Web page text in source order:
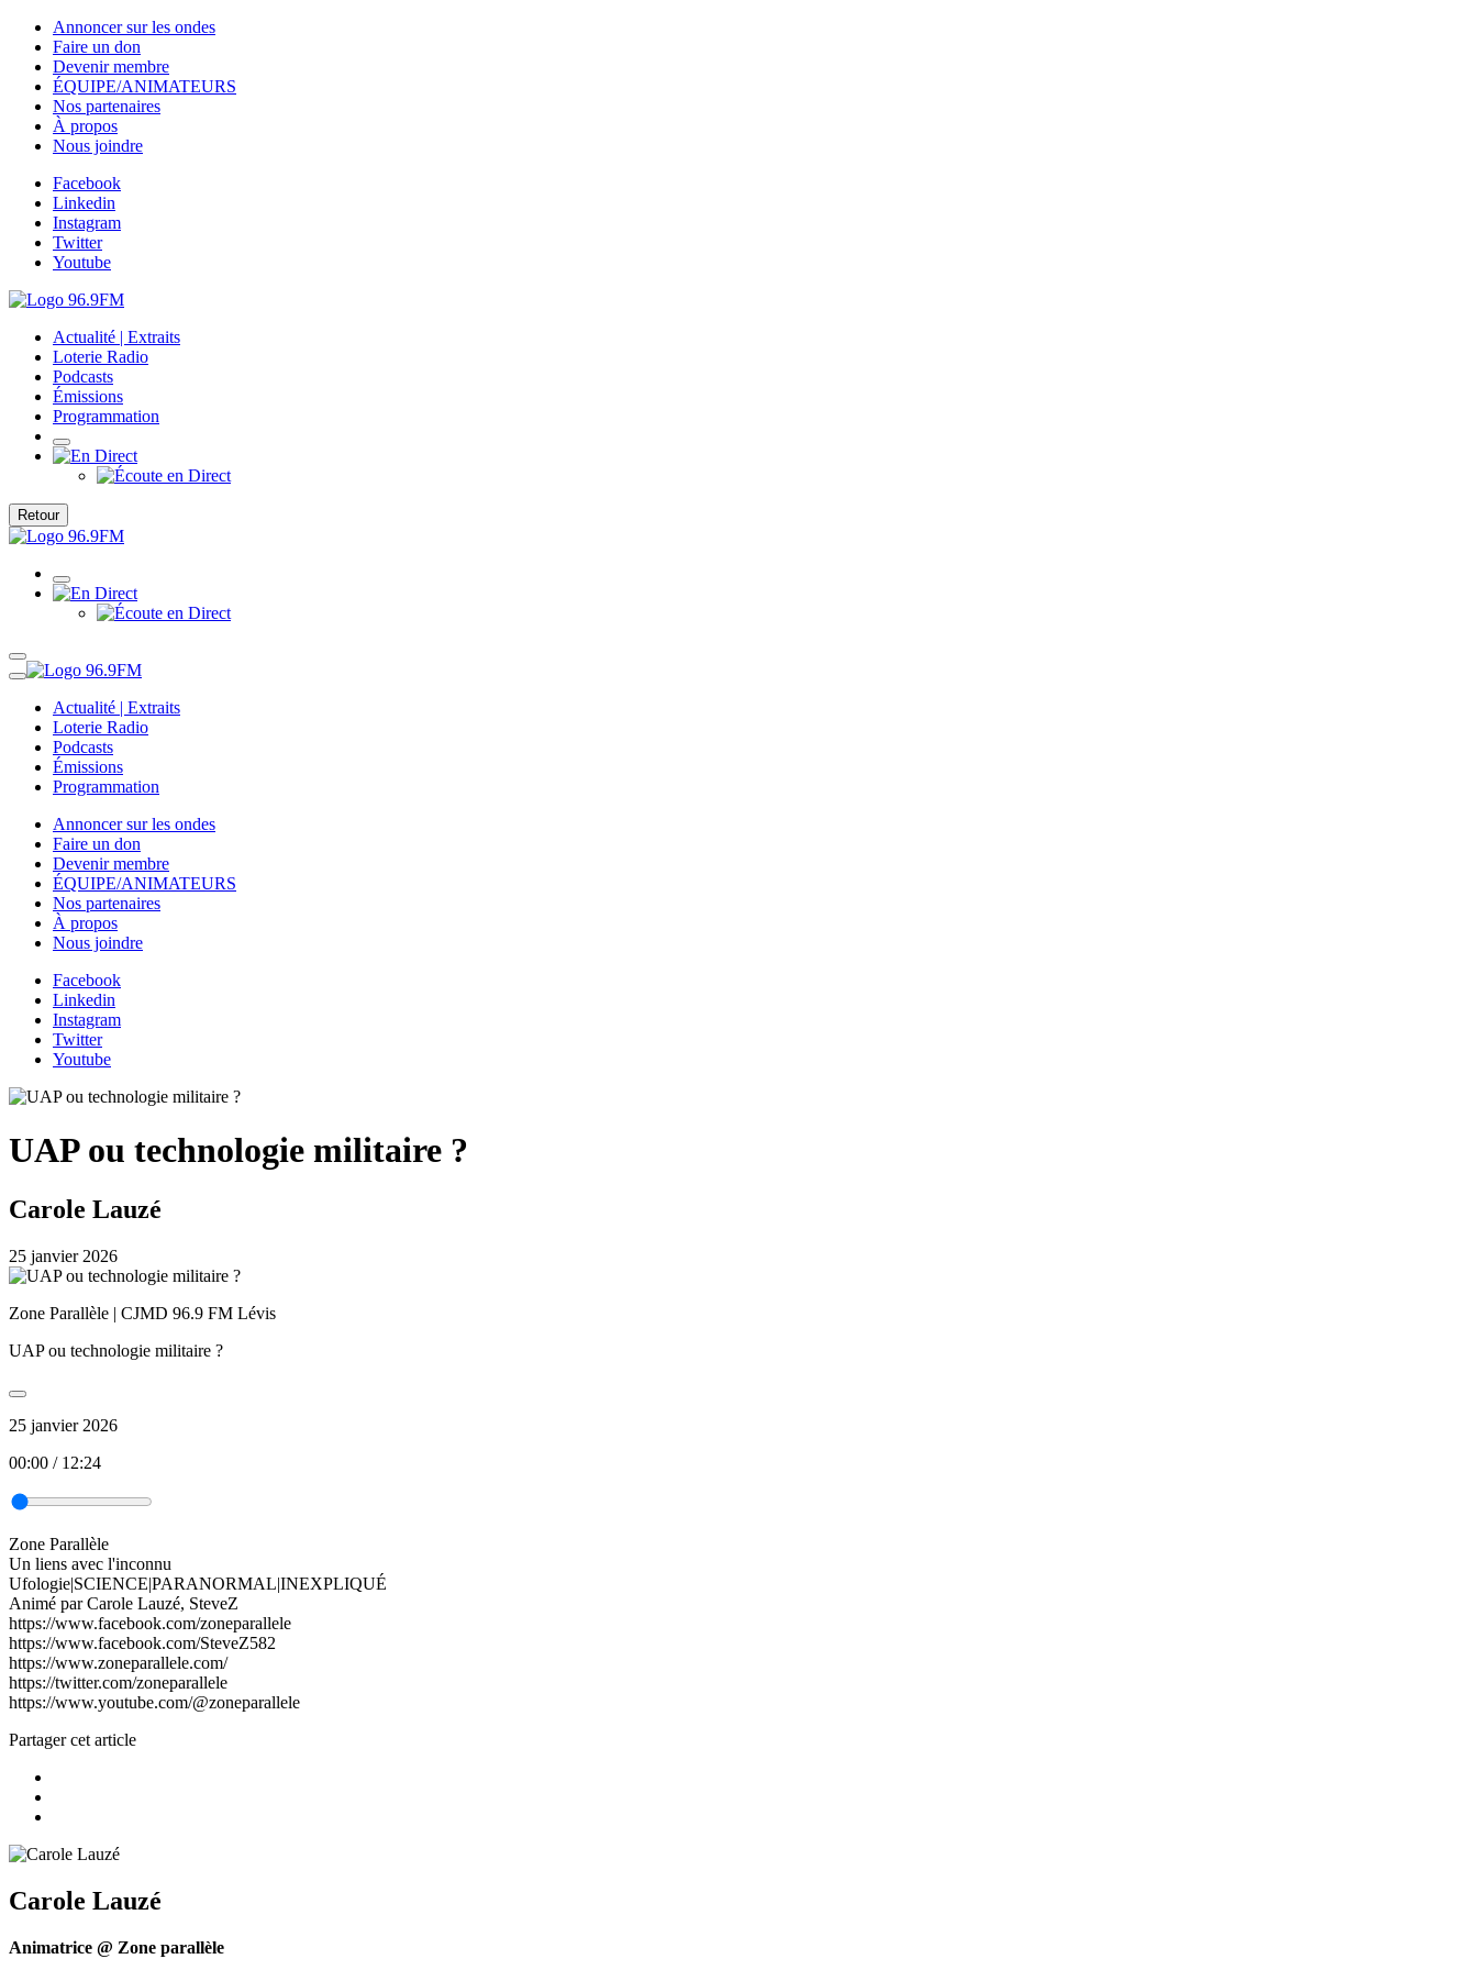
Annoncer sur les ondes
Faire un don
Devenir membre
ÉQUIPE/ANIMATEURS
Nos partenaires
À propos
Nous joindre
Facebook
Linkedin
Instagram
Twitter
Youtube
Actualité | Extraits
Loterie Radio
Podcasts
Émissions
Programmation
Retour
Actualité | Extraits
Loterie Radio
Podcasts
Émissions
Programmation
Annoncer sur les ondes
Faire un don
Devenir membre
ÉQUIPE/ANIMATEURS
Nos partenaires
À propos
Nous joindre
Facebook
Linkedin
Instagram
Twitter
Youtube
UAP ou technologie militaire ?
Carole Lauzé
25 janvier 2026
Zone Parallèle | CJMD 96.9 FM Lévis
UAP ou technologie militaire ?
25 janvier 2026
00:00 / 12:24
Zone Parallèle
Un liens avec l'inconnu
Ufologie|SCIENCE|PARANORMAL|INEXPLIQUÉ
Animé par Carole Lauzé, SteveZ
https://www.facebook.com/zoneparallele
https://www.facebook.com/SteveZ582
https://www.zoneparallele.com/
https://twitter.com/zoneparallele
https://www.youtube.com/@zoneparallele
Partager cet article
Carole Lauzé
Animatrice @ Zone parallèle